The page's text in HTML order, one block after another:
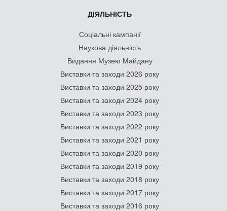
ДІЯЛЬНІСТЬ
Соціальні кампанії
Наукова діяльність
Видання Музею Майдану
Виставки та заходи 2026 року
Виставки та заходи 2025 року
Виставки та заходи 2024 року
Виставки та заходи 2023 року
Виставки та заходи 2022 року
Виставки та заходи 2021 року
Виставки та заходи 2020 року
Виставки та заходи 2019 року
Виставки та заходи 2018 року
Виставки та заходи 2017 року
Виставки та заходи 2016 року